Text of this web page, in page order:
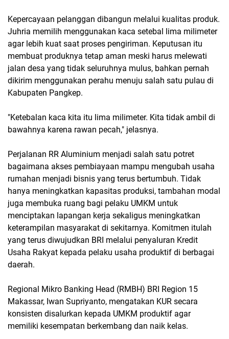
Kepercayaan pelanggan dibangun melalui kualitas produk.
Juhria memilih menggunakan kaca setebal lima milimeter
agar lebih kuat saat proses pengiriman. Keputusan itu
membuat produknya tetap aman meski harus melewati
jalan desa yang tidak seluruhnya mulus, bahkan pernah
dikirim menggunakan perahu menuju salah satu pulau di
Kabupaten Pangkep.
"Ketebalan kaca kita itu lima milimeter. Kita tidak ambil di
bawahnya karena rawan pecah," jelasnya.
Perjalanan RR Aluminium menjadi salah satu potret
bagaimana akses pembiayaan mampu mengubah usaha
rumahan menjadi bisnis yang terus bertumbuh. Tidak
hanya meningkatkan kapasitas produksi, tambahan modal
juga membuka ruang bagi pelaku UMKM untuk
menciptakan lapangan kerja sekaligus meningkatkan
keterampilan masyarakat di sekitarnya. Komitmen itulah
yang terus diwujudkan BRI melalui penyaluran Kredit
Usaha Rakyat kepada pelaku usaha produktif di berbagai
daerah.
Regional Mikro Banking Head (RMBH) BRI Region 15
Makassar, Iwan Supriyanto, mengatakan KUR secara
konsisten disalurkan kepada UMKM produktif agar
memiliki kesempatan berkembang dan naik kelas.